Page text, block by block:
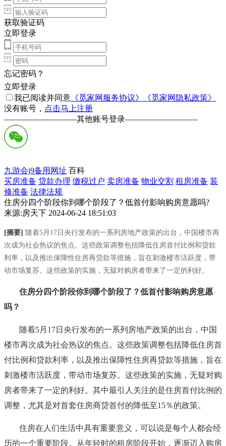
获取验证码
立即登录
忘记密码？
立即登录
我已阅读并同意 《觅家网服务协议》
《觅家网隐私政策》
没有账号， 点击马上注册
—————————其他账号登录—————————
九游会j9备用网址 百科
买房准备 贷款办理 缴税过户 卖房准备 物业交割 租房准备 装
修准备 法律法规
住房分四个阶段你到哪个阶段了？低首付影响购房意愿吗?
来源:房天下 2024-06-24 18:51:03
[摘要] 随着5月17日央行发布的一系列房地产政策的出台，中国楼市再
次成为社会热议的焦点。这些政策调整包括降低住房首付比例和贷款
利率，以及推出保障性住房再贷款等措施，旨在刺激楼市活跃度，带
动市场复苏。这些政策的实施，无疑对购房者带来了一定的利好。
住房分四个阶段你到哪个阶段了？低首付影响购房意愿
吗？
随着5月17日央行发布的一系列房地产政策的出台，中国
楼市再次成为社会热议的焦点。这些政策调整包括降低住房首
付比例和贷款利率，以及推出保障性住房再贷款等措施，旨在
刺激楼市活跃度，带动市场复苏。这些政策的实施，无疑对购
房者带来了一定的利好。其中最引人关注的是住房首付比例的
调整，尤其是对首套住房商贷首付的降低至15％的政策。
住房在人们生活中具有重要意义，可以说是每个人都会经
历的一个重要阶段。从年轻时的租房阶段开始，逐渐迈入购房